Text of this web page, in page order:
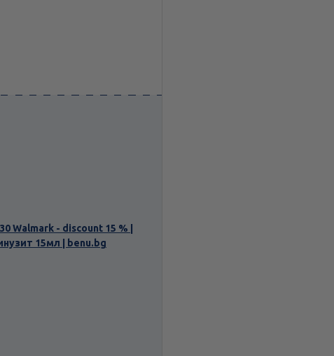
Walmark - discount 15 % |
15мл | benu.bg